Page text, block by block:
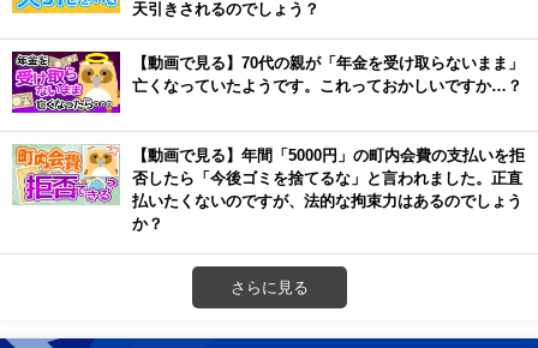
天引きされるのでしょう？
【動画で見る】70代の親が「年金を受け取らないまま」
亡くなっていたようです。これっておかしいですか…？
【動画で見る】年間「5000円」の町内会費の支払いを拒
否したら「今後ゴミを捨てるな」と言われました。正直
払いたくないのですが、法的な拘束力はあるのでしょう
か？
さらに見る